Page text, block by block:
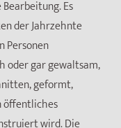
Es
der Jahrzehnte
Personen
oder gar gewaltsam,
geformt,
öffentliches